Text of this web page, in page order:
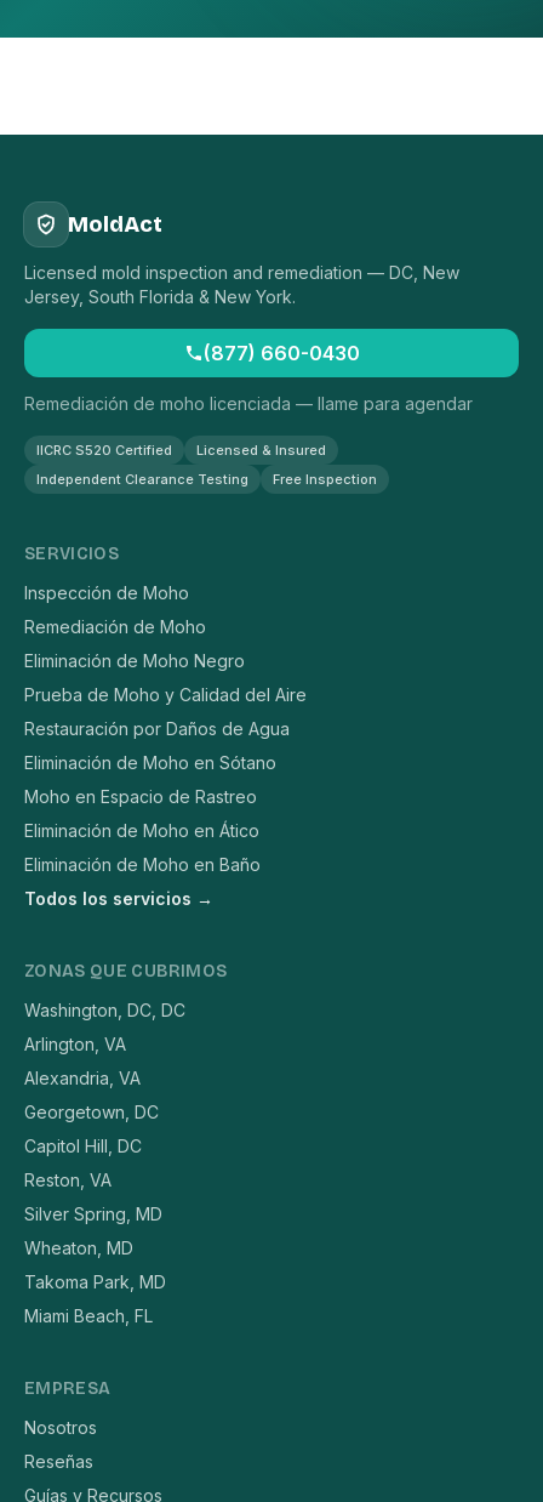
MoldAct
Licensed mold inspection and remediation — DC, New
Jersey, South Florida & New York.
(877) 660-0430
Remediación de moho licenciada — llame para agendar
IICRC S520 Certified
Licensed & Insured
Independent Clearance Testing
Free Inspection
SERVICIOS
Inspección de Moho
Remediación de Moho
Eliminación de Moho Negro
Prueba de Moho y Calidad del Aire
Restauración por Daños de Agua
Eliminación de Moho en Sótano
Moho en Espacio de Rastreo
Eliminación de Moho en Ático
Eliminación de Moho en Baño
Todos los servicios →
ZONAS QUE CUBRIMOS
Washington, DC, DC
Arlington, VA
Alexandria, VA
Georgetown, DC
Capitol Hill, DC
Reston, VA
Silver Spring, MD
Wheaton, MD
Takoma Park, MD
Miami Beach, FL
EMPRESA
Nosotros
Reseñas
Guías y Recursos